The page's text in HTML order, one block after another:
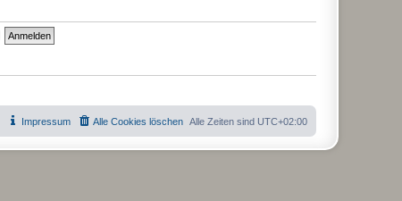
i
Alle Zeiten sind UTC+02:00
Alle Cookies löschen
Impressum